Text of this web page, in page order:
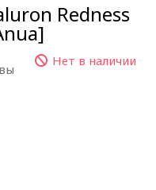
Redness
Нет в наличии